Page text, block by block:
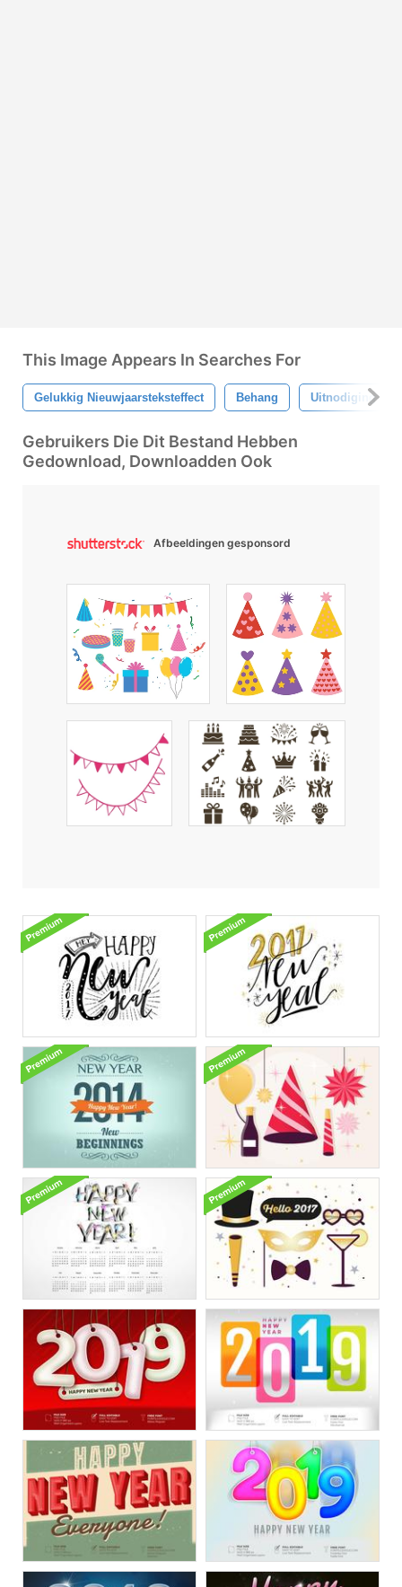
This Image Appears In Searches For
Gelukkig Nieuwjaarsteksteffect Behang Uitnodiging
Gebruikers Die Dit Bestand Hebben
Gedownload, Downloadden Ook
Afbeeldingen gesponsord